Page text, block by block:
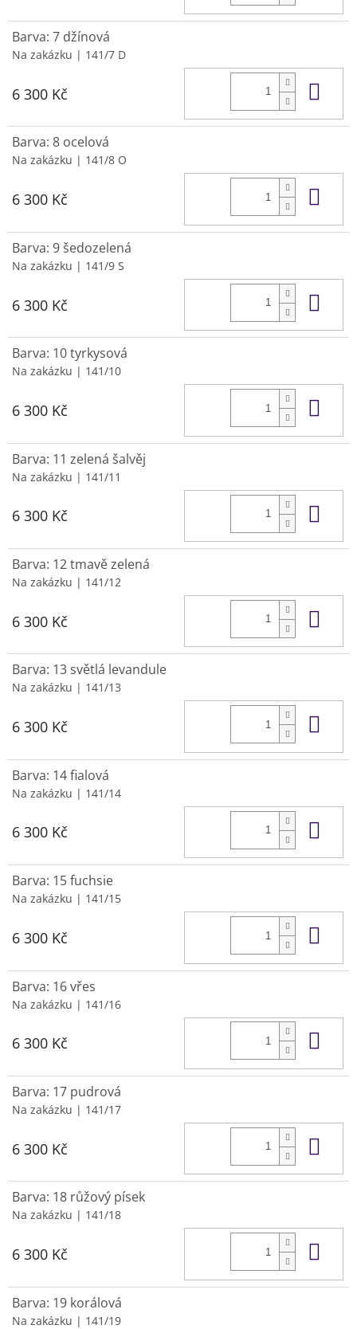
Barva: 7 džínová
Na zakázku | 141/7 D
6 300 Kč
Barva: 8 ocelová
Na zakázku | 141/8 O
6 300 Kč
Barva: 9 šedozelená
Na zakázku | 141/9 S
6 300 Kč
Barva: 10 tyrkysová
Na zakázku | 141/10
6 300 Kč
Barva: 11 zelená šalvěj
Na zakázku | 141/11
6 300 Kč
Barva: 12 tmavě zelená
Na zakázku | 141/12
6 300 Kč
Barva: 13 světlá levandule
Na zakázku | 141/13
6 300 Kč
Barva: 14 fialová
Na zakázku | 141/14
6 300 Kč
Barva: 15 fuchsie
Na zakázku | 141/15
6 300 Kč
Barva: 16 vřes
Na zakázku | 141/16
6 300 Kč
Barva: 17 pudrová
Na zakázku | 141/17
6 300 Kč
Barva: 18 růžový písek
Na zakázku | 141/18
6 300 Kč
Barva: 19 korálová
Na zakázku | 141/19